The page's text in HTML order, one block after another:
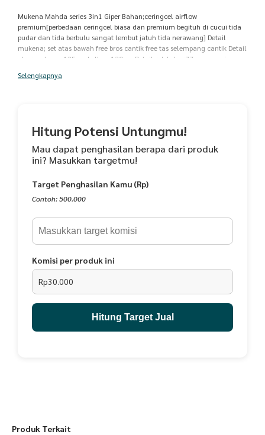
Mukena Mahda series 3in1 Giper Bahan;ceringcel airflow
premium[perbedaan ceringcel biasa dan premium begituh di cucui tida
pudar dan tida berbulu sangat lembut jatuh tida nerawang] Detail
mukena; set atas bawah free bros cantik free tas selempang cantik Detail
ukuran depan 125cm belkng 130cm Detail rok Lebar 77cm_+ panjang
dicuci menggunakan mesin cuci *Setrika dengan suhu hangat
Selengkapnya
Hitung Potensi Untungmu!
Mau dapat penghasilan berapa dari produk
ini? Masukkan targetmu!
Target Penghasilan Kamu (Rp)
Contoh: 500.000
Komisi per produk ini
Rp30.000
Hitung Target Jual
Produk Terkait